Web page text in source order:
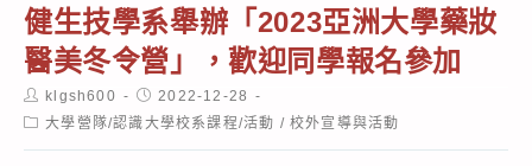
健生技學系舉辦「2023亞洲大學藥妝
醫美冬令營」，歡迎同學報名參加
Post
author:
klgsh600
Post
published:
2022-12-28
Post大學營隊/認識大學校系課程/活動 / 校外宣導與活動